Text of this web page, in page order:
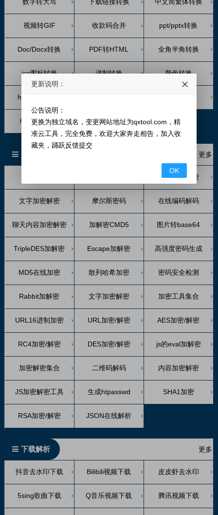
数字转大写 下载链接转换 中文简繁体转换
视频转GIF 收款码合并 ppt/pptx转换
Doc/Docx转换 PDF转HTML 全角半角转换
ico图标转换 进制转换 颜色转换
htacce转nginx
hex转字符串
更多
鸡语加密解密
文字加密解密 摩尔斯密码 在线编码解码
聊天内容加密解密 加解密CMD5 图片转base64
TripleDES加解密 Escape加解密 高强度密码生成
MD5在线加密 散列哈希加密 密码安全检测
Rabbit加解密 文字加密解密 加密工具集合
URL16进制加密 URL加密/解密 AES加密/解密
RC4加密/解密 DES加密/解密 js的eval加解密
加密解密集合 二维码解码 内容加密解密
JS加密解密工具 生成htpasswd SHA1加密
RSA加密/解密 JSON在线解析
下载解析 更多
抖音去水印下载 Bilibili视频下载 皮皮虾去水印
5sing歌曲下载 Q音乐视频下载 腾讯视频下载
更新说明：
公告说明：
更换为独立域名，变更网站地址为qxtool.com，精
准云工具，完全免费，欢迎大家奔走相告，加入收
藏夹，踊跃反馈提交
OK